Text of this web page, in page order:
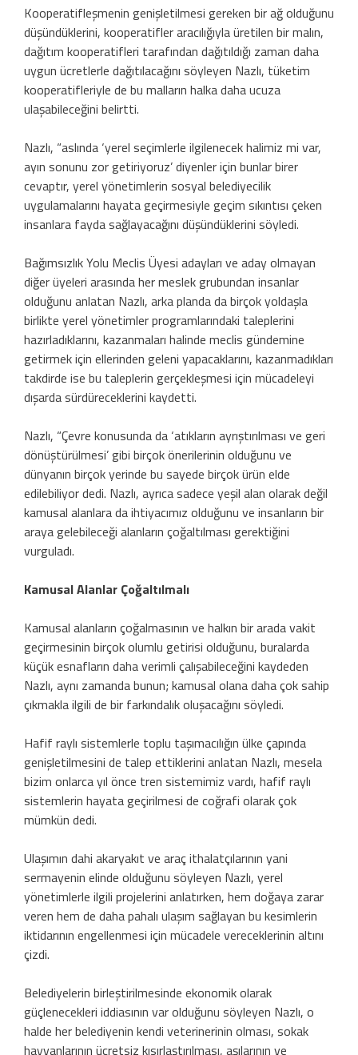
Kooperatifleşmenin genişletilmesi gereken bir ağ olduğunu
düşündüklerini, kooperatifler aracılığıyla üretilen bir malın,
dağıtım kooperatifleri tarafından dağıtıldığı zaman daha
uygun ücretlerle dağıtılacağını söyleyen Nazlı, tüketim
kooperatifleriyle de bu malların halka daha ucuza
ulaşabileceğini belirtti.
Nazlı, “aslında ‘yerel seçimlerle ilgilenecek halimiz mi var,
ayın sonunu zor getiriyoruz’ diyenler için bunlar birer
cevaptır, yerel yönetimlerin sosyal belediyecilik
uygulamalarını hayata geçirmesiyle geçim sıkıntısı çeken
insanlara fayda sağlayacağını düşündüklerini söyledi.
Bağımsızlık Yolu Meclis Üyesi adayları ve aday olmayan
diğer üyeleri arasında her meslek grubundan insanlar
olduğunu anlatan Nazlı, arka planda da birçok yoldaşla
birlikte yerel yönetimler programlarındaki taleplerini
hazırladıklarını, kazanmaları halinde meclis gündemine
getirmek için ellerinden geleni yapacaklarını, kazanmadıkları
takdirde ise bu taleplerin gerçekleşmesi için mücadeleyi
dışarda sürdüreceklerini kaydetti.
Nazlı, “Çevre konusunda da ‘atıkların ayrıştırılması ve geri
dönüştürülmesi’ gibi birçok önerilerinin olduğunu ve
dünyanın birçok yerinde bu sayede birçok ürün elde
edilebiliyor dedi. Nazlı, ayrıca sadece yeşil alan olarak değil
kamusal alanlara da ihtiyacımız olduğunu ve insanların bir
araya gelebileceği alanların çoğaltılması gerektiğini
vurguladı.
Kamusal Alanlar Çoğaltılmalı
Kamusal alanların çoğalmasının ve halkın bir arada vakit
geçirmesinin birçok olumlu getirisi olduğunu, buralarda
küçük esnafların daha verimli çalışabileceğini kaydeden
Nazlı, aynı zamanda bunun; kamusal olana daha çok sahip
çıkmakla ilgili de bir farkındalık oluşacağını söyledi.
Hafif raylı sistemlerle toplu taşımacılığın ülke çapında
genişletilmesini de talep ettiklerini anlatan Nazlı, mesela
bizim onlarca yıl önce tren sistemimiz vardı, hafif raylı
sistemlerin hayata geçirilmesi de coğrafi olarak çok
mümkün dedi.
Ulaşımın dahi akaryakıt ve araç ithalatçılarının yani
sermayenin elinde olduğunu söyleyen Nazlı, yerel
yönetimlerle ilgili projelerini anlatırken, hem doğaya zarar
veren hem de daha pahalı ulaşım sağlayan bu kesimlerin
iktidarının engellenmesi için mücadele vereceklerinin altını
çizdi.
Belediyelerin birleştirilmesinde ekonomik olarak
güçlenecekleri iddiasının var olduğunu söyleyen Nazlı, o
halde her belediyenin kendi veterinerinin olması, sokak
hayvanlarının ücretsiz kısırlaştırılması, aşılarının ve